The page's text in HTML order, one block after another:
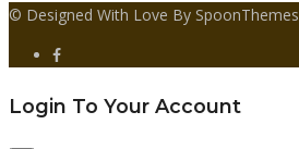
© Designed With Love By SpoonThemes
Login To Your Account